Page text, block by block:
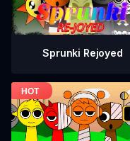
Sprunki Rejoyed